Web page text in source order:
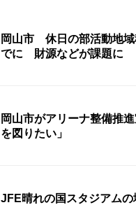
岡山市 休日の部活動地
でに 財源などが課題に
岡山市がアリーナ整備推
を図りたい」
JFE晴れの国スタジアム